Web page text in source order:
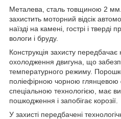
Металева, сталь товщиною 2 мм.
захистить моторний відсік
наїзді на камені, гострі і
вологи і бруду.
Конструкція захисту передбачає
охолодження двигуна, що
температурного режиму.
поліефірною чорною
спеціальною технологією, має
пошкодження і запобігає корозії.
У захисті передбачені